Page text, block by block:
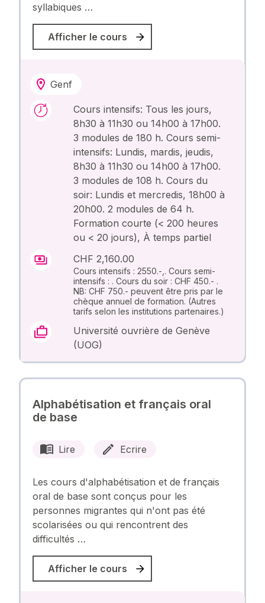
syllabiques …
Afficher le cours
Genf
Cours intensifs: Tous les jours,
8h30 à 11h30 ou 14h00 à 17h00.
3 modules de 180 h. Cours semi-
intensifs: Lundis, mardis, jeudis,
8h30 à 11h30 ou 14h00 à 17h00.
3 modules de 108 h. Cours du
soir: Lundis et mercredis, 18h00 à
20h00. 2 modules de 64 h.
Formation courte (< 200 heures
ou < 20 jours), À temps partiel
CHF 2,160.00
Cours intensifs : 2550.-,. Cours semi-
intensifs : . Cours du soir : CHF 450.- .
NB: CHF 750.- peuvent être pris par le
chèque annuel de formation. (Autres
tarifs selon les institutions partenaires.)
Université ouvrière de Genève
(UOG)
Alphabétisation et français oral
de base
Lire Ecrire
Les cours d'alphabétisation et de français
oral de base sont conçus pour les
personnes migrantes qui n'ont pas été
scolarisées ou qui rencontrent des
difficultés …
Afficher le cours